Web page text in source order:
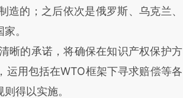
的；之后依次是俄罗斯、乌克兰、
。
晰的承诺，将确保在知识产权保护方
运用包括在WTO框架下寻求赔偿等各
得以实施。